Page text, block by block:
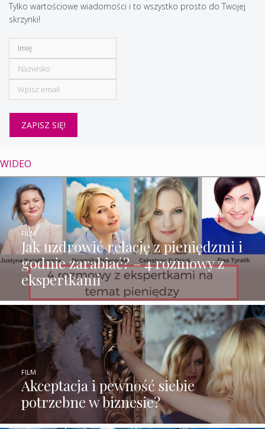
Tylko wartościowe wiadomości i to wszystko prosto do Twojej
skrzynki!
WIDEO
Jak uzdrowić relację z pieniędzmi i
godnie zarabiać? – 4 rozmowy z
ekspertkami
FILM
Akceptacja i pewność siebie
potrzebne w biznesie?
FILM